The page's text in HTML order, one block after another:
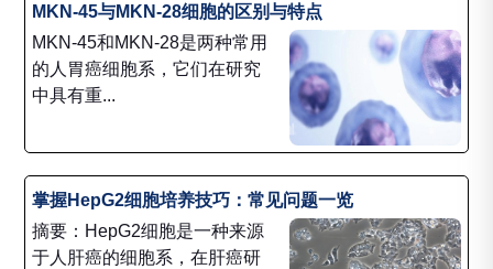
MKN-45与MKN-28细胞的区别与特点
MKN-45和MKN-28是两种常用
的人胃癌细胞系，它们在研究
中具有重...
掌握HepG2细胞培养技巧：常见问题一览
摘要：HepG2细胞是一种来源
于人肝癌的细胞系，在肝癌研